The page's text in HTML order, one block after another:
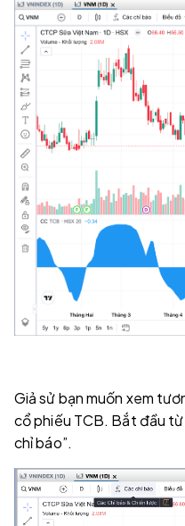
Giả sử bạn muốn xem
cổ phiếu TCB. Bắt đầu
chỉ báo”.